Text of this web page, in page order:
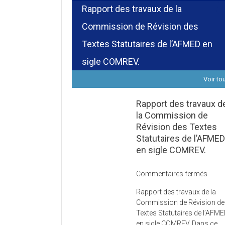
Rapport des travaux de la
Commission de Révision des
Textes Statutaires de l’AFMED en
sigle COMREV.
Voir
Rapport des travaux
la Commission de
Révision des Textes
Statutaires de l’AFMED
en sigle COMREV.
Commentaires fermés
des
de
Rapport des travaux de la
Commission de Révision
Textes Statutaires de
en sigle COMREV. Dans ce